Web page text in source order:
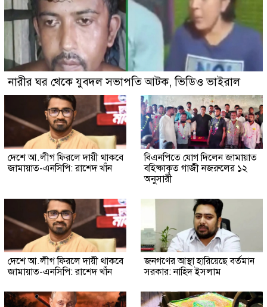
নারীর ঘর থেকে যুবদল সভাপতি আটক, ভিডিও ভাইরাল
দেশে আ.লীগ ফিরলে দায়ী থাকবে
জামায়াত-এনসিপি: রাশেদ খাঁন
বিএনপিতে যোগ দিলেন জামায়াত
বহিষ্কাকৃত গাজী নজরুলের ১২
অনুসারী
দেশে আ.লীগ ফিরলে দায়ী থাকবে
জামায়াত-এনসিপি: রাশেদ খাঁন
জনগণের আস্থা হারিয়েছে বর্তমান
সরকার: নাহিদ ইসলাম